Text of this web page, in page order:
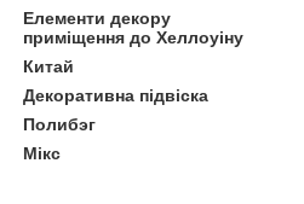
Елементи декору
приміщення до Хеллоуіну
Китай
Декоративна підвіска
Полибэг
Мікс